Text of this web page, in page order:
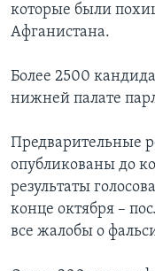
которые были
Афганистана.
Более 2500
нижней палате
Предварительные
опубликованы до
результаты
конце октября –
все жалобы о